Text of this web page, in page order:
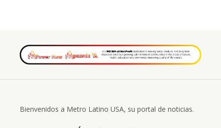
Bienvenidos a Metro Latino USA, su portal de noticias.